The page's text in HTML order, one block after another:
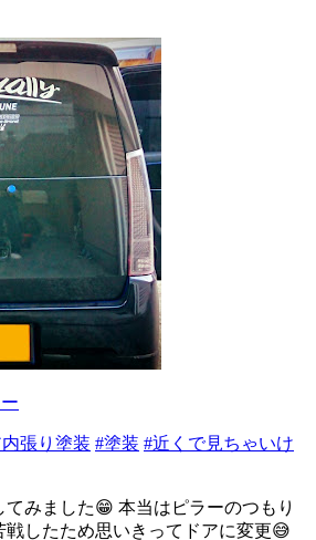
張り塗装 #塗装 #近くで見ちゃいけ
てみました😁 本当はピラーのつもり
戦したため思いきってドアに変更😅